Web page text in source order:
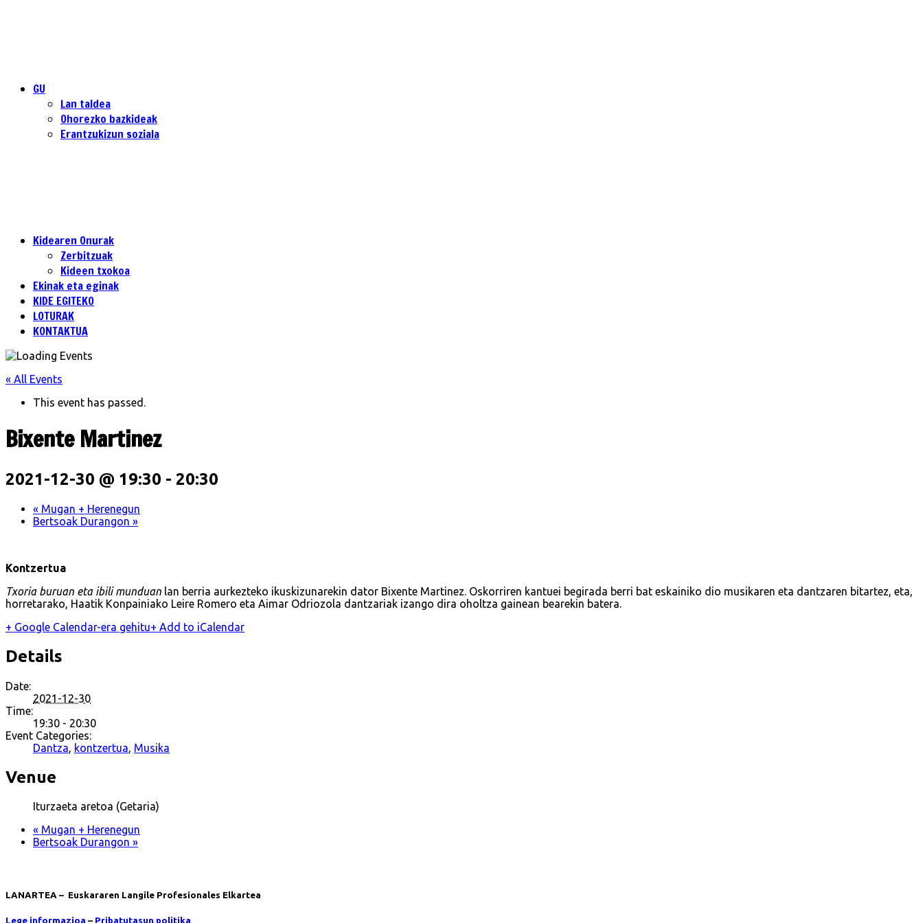
GU
Lan taldea
Ohorezko bazkideak
Erantzukizun soziala
Kidearen Onurak
Zerbitzuak
Kideen txokoa
Ekinak eta eginak
KIDE EGITEKO
LOTURAK
KONTAKTUA
« All Events
This event has passed.
Bixente Martinez
2021-12-30 @ 19:30 - 20:30
« Mugan + Herenegun
Bertsoak Durangon »
Kontzertua
Txoria buruan eta ibili munduan lan berria aurkezteko ikuskizunarekin dator Bixente Martinez. Oskorriren kantuei begirada berri bat eskainiko dio musikaren eta dantzaren bitartez, eta,
horretarako, Haatik Konpainiako Leire Romero eta Aimar Odriozola dantzariak izango dira oholtza gainean bearekin batera.
+ Google Calendar-era gehitu+ Add to iCalendar
Details
Date:
2021-12-30
Time:
19:30 - 20:30
Event Categories:
Dantza
kontzertua Musika
Venue
Iturzaeta aretoa (Getaria)
« Mugan + Herenegun
Bertsoak Durangon »
LANARTEA – Euskararen Langile Profesionales Elkartea
Lege informazioa – Pribatutasun politika